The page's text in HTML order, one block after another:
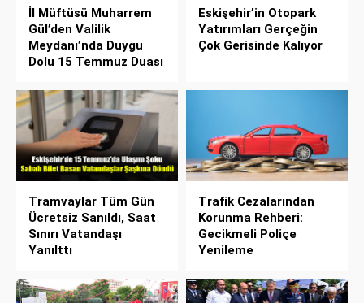
İl Müftüsü Muharrem
Gül’den Valilik
Meydanı’nda Duygu
Dolu 15 Temmuz Duası
Eskişehir’in Otopark
Yatırımları Gerçeğin
Çok Gerisinde Kalıyor
Tramvaylar Tüm Gün
Ücretsiz Sanıldı, Saat
Sınırı Vatandaşı
Yanılttı
Trafik Cezalarından
Korunma Rehberi:
Gecikmeli Poliçe
Yenileme